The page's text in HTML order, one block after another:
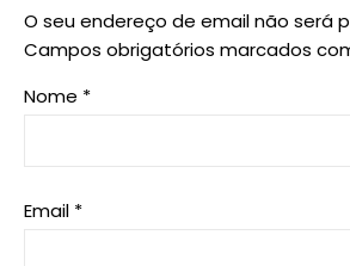
O seu endereço de email não será
Campos obrigatórios marcados
Nome *
Email *